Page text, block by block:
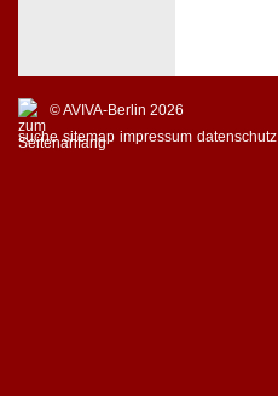
© AVIVA-Berlin 2026
suche sitemap impressum datenschutz